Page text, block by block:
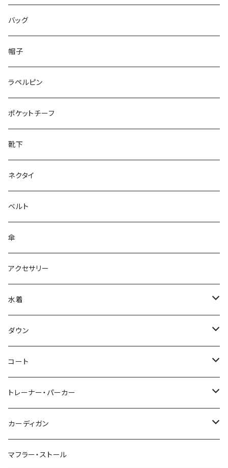
50/XL～
48/L
50/XL～
46/M
48/L
50/XL～
～25.5cm
26cm～
27cm～
28cm～
バッグ
帽子
ラペルピン
ポケットチーフ
靴下
ネクタイ
ベルト
傘
アクセサリー
水着
～44/S
46/M
48/L
50/XL～
ダウン
～44/S
46/M
48/L
50/XL～
コート
～44/S
46/M
48/L
トレーナー・パーカー
～44/S
46/M
カーディガン
～44/S
マフラー・ストール